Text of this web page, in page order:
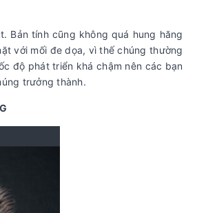
Bản tính cũng không quá hung hăng
với mối đe dọa, vì thế chúng thường
độ phát triển khá chậm nên các bạn
trưởng thành.